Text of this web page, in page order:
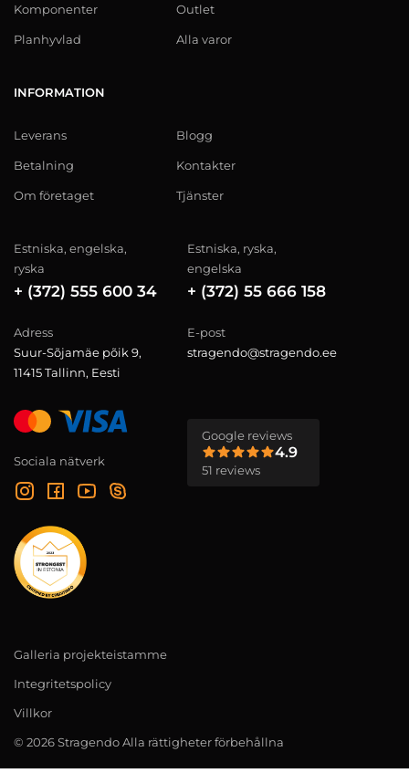
Komponenter
Planhyvlad
Outlet
Alla varor
INFORMATION
Leverans
Betalning
Om företaget
Blogg
Kontakter
Tjänster
Estniska, engelska,
ryska
+ (372) 555 600 34
Estniska, ryska,
engelska
+ (372) 55 666 158
Adress
Suur-Sõjamäe põik 9,
11415 Tallinn, Eesti
E-post
stragendo@stragendo.ee
Sociala nätverk
Google reviews
4.9
51 reviews
Galleria projekteistamme
Integritetspolicy
Villkor
© 2026 Stragendo Alla rättigheter förbehållna